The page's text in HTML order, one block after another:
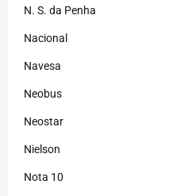
N. S. da Penha
Nacional
Navesa
Neobus
Neostar
Nielson
Nota 10